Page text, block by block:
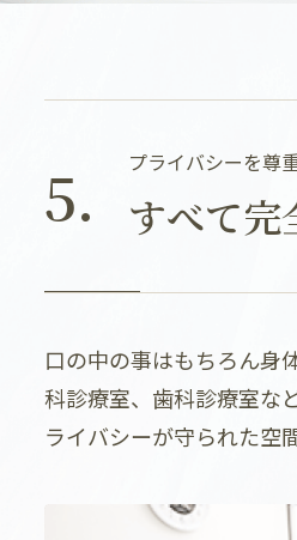
5. プライバシーを尊
すべて完
口の中の事はもちろん身
科診療室、歯科診療室な
ライバシーが守られた空